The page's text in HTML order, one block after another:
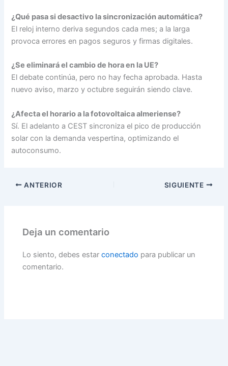
¿Qué pasa si desactivo la sincronización automática?
El reloj interno deriva segundos cada mes; a la larga
provoca errores en pagos seguros y firmas digitales.
¿Se eliminará el cambio de hora en la UE?
El debate continúa, pero no hay fecha aprobada. Hasta
nuevo aviso, marzo y octubre seguirán siendo clave.
¿Afecta el horario a la fotovoltaica almeriense?
Sí. El adelanto a CEST sincroniza el pico de producción
solar con la demanda vespertina, optimizando el
autoconsumo.
ANTERIOR SIGUIENTE
Deja un comentario
Lo siento, debes estarconectado para publicar un
comentario.